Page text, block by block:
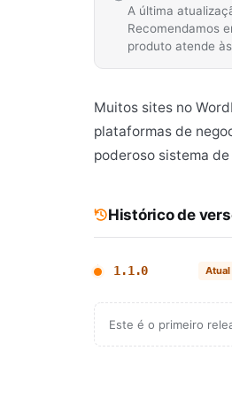
A última
Recomendamos
produto atende
Muitos sites no
plataformas de
poderoso sistema
Histórico de
1.1.0 Atual
Este é o primeiro